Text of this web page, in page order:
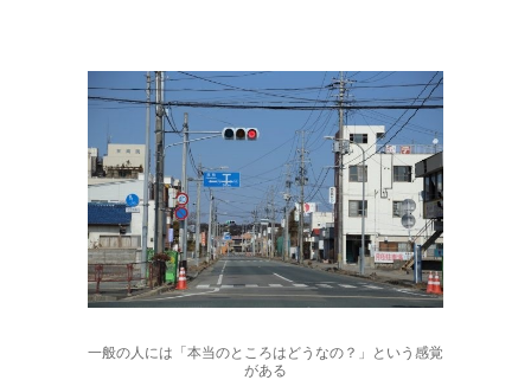
一般の人には「本当のところはどうなの？」という感覚
がある